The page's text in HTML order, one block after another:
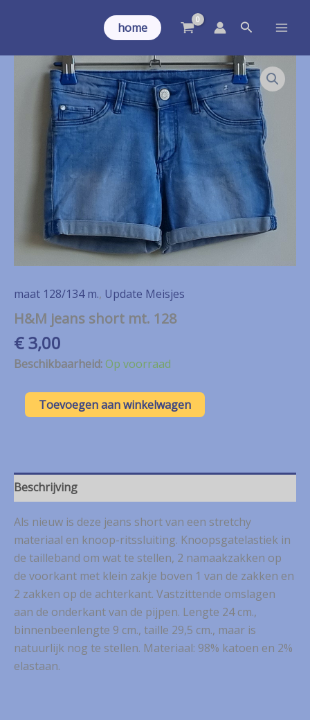
home Zoeken
maat 128/134 m., Update Meisjes
H&M jeans short mt. 128
€3,00
Beschikbaarheid:Op voorraad
H&M
jeans
Toevoegen aan winkelwagen
Beschrijving
Als nieuw is deze jeans short van een stretchy
materiaal en knoop-ritssluiting. Knoopsgatelastiek in
de tailleband om wat te stellen, 2 namaakzakken op
de voorkant met klein zakje boven 1 van de zakken en
2 zakken op de achterkant. Vastzittende omslagen
aan de onderkant van de pijpen. Lengte 24 cm.,
binnenbeenlengte 9 cm., taille 29,5 cm., maar is
natuurlijk nog te stellen. Materiaal: 98% katoen en 2%
elastaan.